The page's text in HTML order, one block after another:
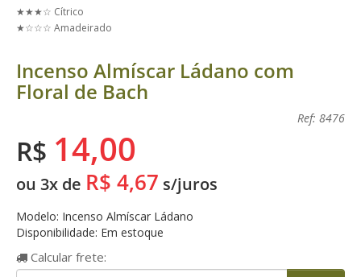
★★★☆ Cítrico
★☆☆☆ Amadeirado
Incenso Almíscar Ládano com
Floral de Bach
Ref: 8476
R$ 14,00
ou 3x de R$ 4,67 s/juros
Modelo: Incenso Almíscar Ládano
Disponibilidade: Em estoque
Calcular frete: